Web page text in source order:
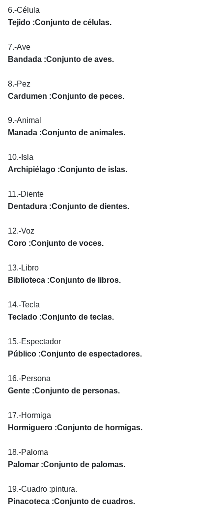
6.-Célula
Tejido :Conjunto de células.
7.-Ave
Bandada :Conjunto de aves.
8.-Pez
Cardumen :Conjunto de peces.
9.-Animal
Manada :Conjunto de animales.
10.-Isla
Archipiélago :Conjunto de islas.
11.-Diente
Dentadura :Conjunto de dientes.
12.-Voz
Coro :Conjunto de voces.
13.-Libro
Biblioteca :Conjunto de libros.
14.-Tecla
Teclado :Conjunto de teclas.
15.-Espectador
Público :Conjunto de espectadores.
16.-Persona
Gente :Conjunto de personas.
17.-Hormiga
Hormiguero :Conjunto de hormigas.
18.-Paloma
Palomar :Conjunto de palomas.
19.-Cuadro :pintura.
Pinacoteca :Conjunto de cuadros.